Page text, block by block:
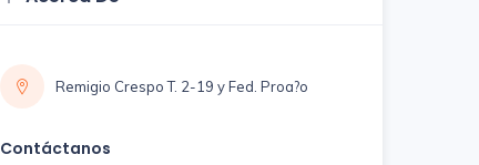
Remigio Crespo T. 2-19 y Fed. Proa?o
Contáctanos